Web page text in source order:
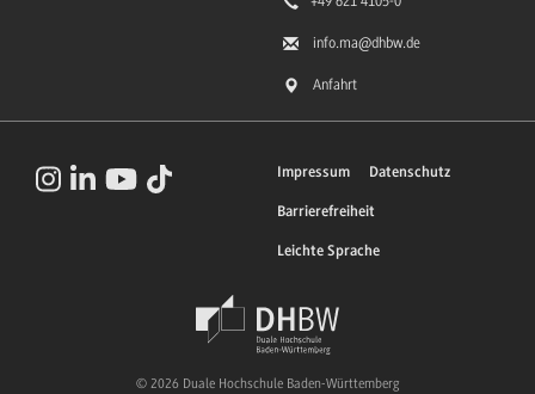
info.ma@dhbw.de
Anfahrt
Impressum Datenschutz
Barrierefreiheit
Leichte Sprache
© 2026 Duale Hochschule Baden-Württemberg